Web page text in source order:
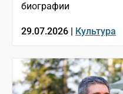
биографии
29.07.2026 | Культура